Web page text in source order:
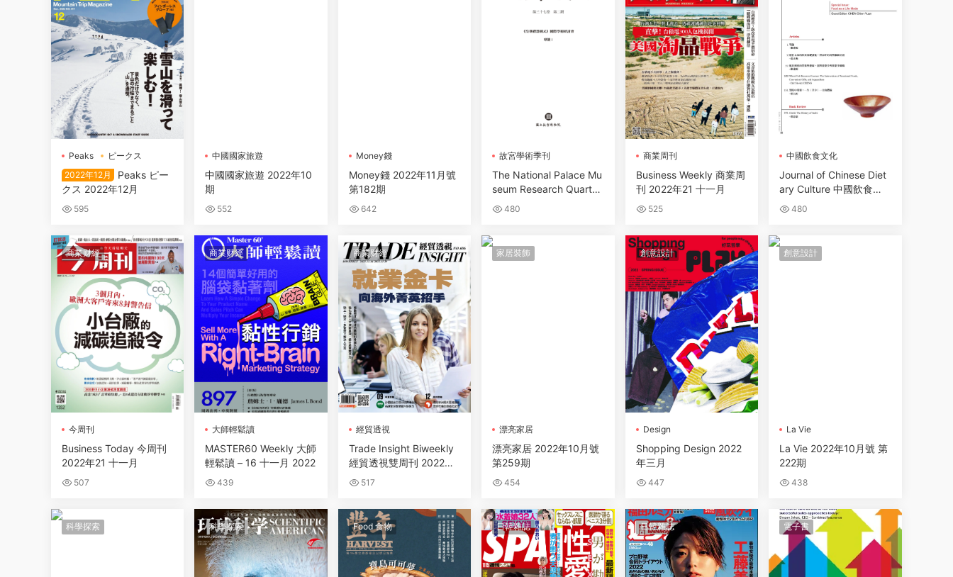
Peaks
ピークス
2022年12月
Peaks ピー
クス 2022年12月
595
中國國家旅遊
中國國家旅遊 2022年10
期
552
Money錢
Money錢 2022年11月號
第182期
642
故宮學術季刊
The National Palace Mu
seum Research Quarterl
y 故宮學術季刊 – 01 四
480
商業周刊
Business Weekly 商業周
刊 2022年21 十一月
525
中國飲食文化
Journal of Chinese Diet
ary Culture 中國飲食文
化 2022年十月
480
商業财經
今周刊
Business Today 今周刊
2022年21 十一月
507
商業财經
大師輕鬆讀
MASTER60 Weekly 大師
輕鬆讀 – 16 十一月 2022
439
商業财經
經貿透視
Trade Insight Biweekly
經貿透視雙周刊 2022年
十一月 16,
517
家居裝飾
漂亮家居
漂亮家居 2022年10月號
第259期
454
創意設計
Design
Shopping Design 2022
年三月
447
創意設計
La Vie
La Vie 2022年10月號 第
222期
438
科學探索 科學探索 Food 食物 日韓雜誌 日韓雜誌 電子書